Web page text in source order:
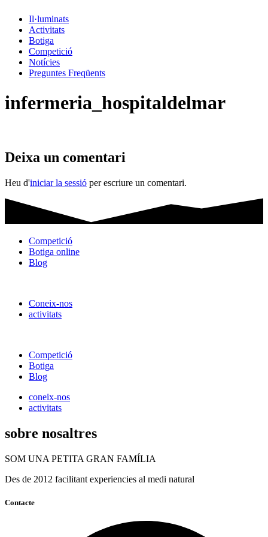
Il·luminats
Activitats
Botiga
Competició
Notícies
Preguntes Freqüents
infermeria_hospitaldelmar
Deixa un comentari
Heu d'iniciar la sessió per escriure un comentari.
Competició
Botiga online
Blog
Coneix-nos
activitats
Competició
Botiga
Blog
coneix-nos
activitats
sobre nosaltres
SOM UNA PETITA GRAN FAMÍLIA
Des de 2012 facilitant experiencies al medi natural
Contacte